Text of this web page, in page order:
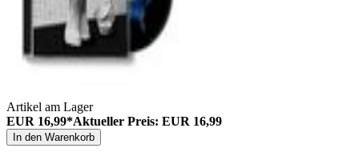
Artikel am Lager
EUR 16,99*Aktueller Preis: EUR 16,99
In den Warenkorb